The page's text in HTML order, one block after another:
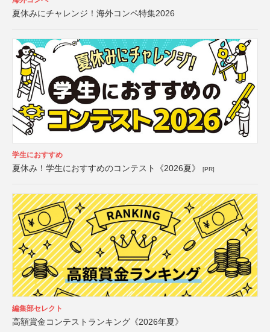
夏休みにチャレンジ！海外コンペ特集2026
学生におすすめ
夏休み！学生におすすめのコンテスト《2026夏》 [PR]
編集部セレクト
高額賞金コンテストランキング《2026年夏》